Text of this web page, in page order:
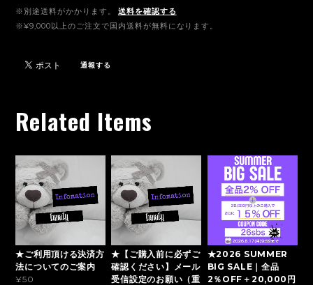
※別途送料がかかります。
送料を確認する
※¥9,000以上のご注文で国内送料が無料になります。
通報する
Related Items
★ご利用頂ける決済方
法についてのご案内
¥50
★【ご購入前に必ずご
確認ください】メール
受信設定のお願い（重
★2026 SUMMER
BIG SALE｜全品
2％OFF＋20,000円